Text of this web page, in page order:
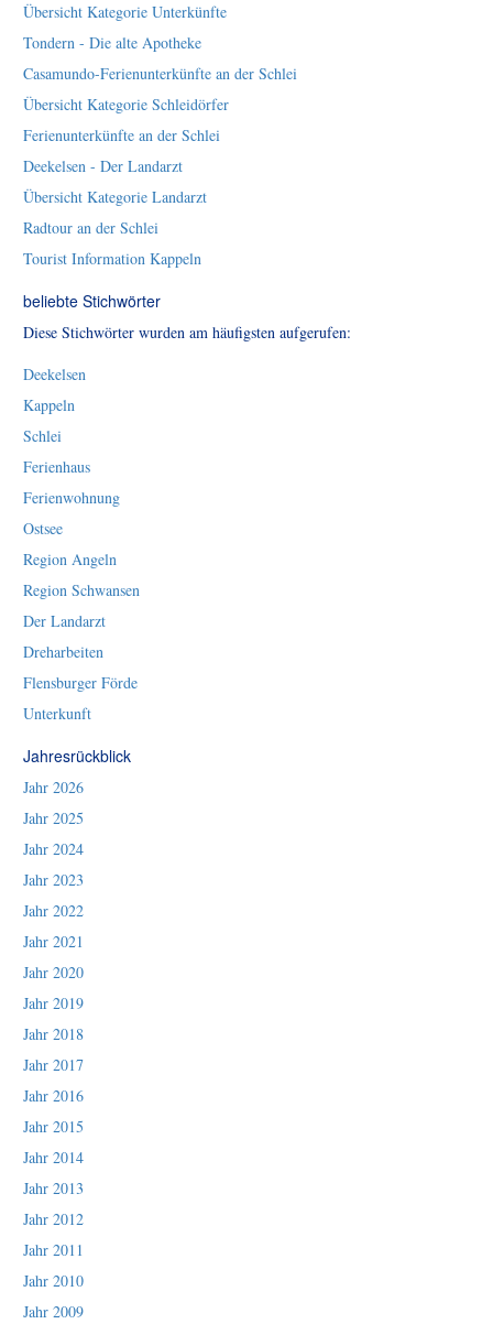
Übersicht Kategorie Unterkünfte
Tondern - Die alte Apotheke
Casamundo-Ferienunterkünfte an der Schlei
Übersicht Kategorie Schleidörfer
Ferienunterkünfte an der Schlei
Deekelsen - Der Landarzt
Übersicht Kategorie Landarzt
Radtour an der Schlei
Tourist Information Kappeln
beliebte Stichwörter
Diese Stichwörter wurden am häufigsten aufgerufen:
Deekelsen
Kappeln
Schlei
Ferienhaus
Ferienwohnung
Ostsee
Region Angeln
Region Schwansen
Der Landarzt
Dreharbeiten
Flensburger Förde
Unterkunft
Jahresrückblick
Jahr 2026
Jahr 2025
Jahr 2024
Jahr 2023
Jahr 2022
Jahr 2021
Jahr 2020
Jahr 2019
Jahr 2018
Jahr 2017
Jahr 2016
Jahr 2015
Jahr 2014
Jahr 2013
Jahr 2012
Jahr 2011
Jahr 2010
Jahr 2009